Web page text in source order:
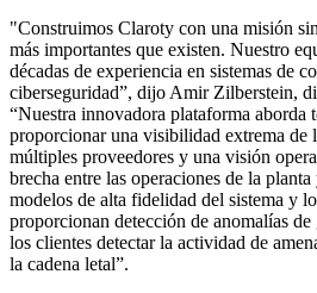
"Construimos Claroty con una misión
más importantes que existen. Nuestro
décadas de experiencia en sistemas de
ciberseguridad”, dijo Amir Zilberstein,
“Nuestra innovadora plataforma aborda
proporcionar una visibilidad extrema de
múltiples proveedores y una visión
brecha entre las operaciones de la
modelos de alta fidelidad del sistema y
proporcionan detección de anomalías
los clientes detectar la actividad de
la cadena letal”.